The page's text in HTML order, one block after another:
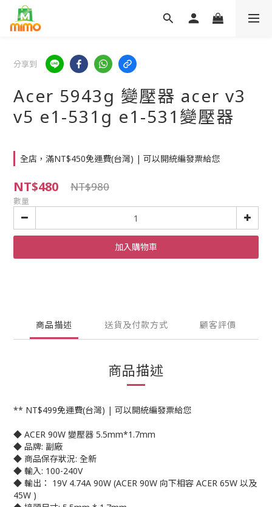
分享到
Acer 5943g 變壓器 acer v3
v5 e1-531g e1-531變壓器
全店，滿NT$450免運費(台灣) | 可以開統編發票給您
NT$480 NT$980
數量
加入購物車
商品描述 送貨及付款方式 顧客評價
商品描述
** NT$499免運費(台灣) | 可以開統編發票給您
◆ ACER 90W 變壓器 5.5mm*1.7mm
◆ 品牌: 副廠
◆ 商品保存狀況: 全新
◆ 輸入: 100-240V
◆ 輸出： 19V 4.74A 90W (ACER 90W 向下相容 ACER 65W 以及
45W )